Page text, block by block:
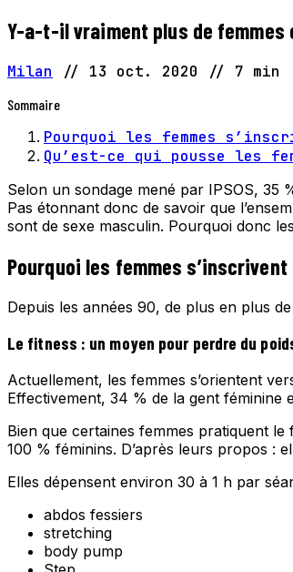
Y-a-t-il vraiment plus de femmes
Milan // 13 oct. 2020 // 7 min
Sommaire
Pourquoi les femmes
Qu’est-ce qui pousse les
Selon un sondage mené par IPSOS, 35
Pas étonnant donc de savoir que
sont de sexe masculin. Pourquoi donc
Pourquoi les femmes
Depuis les années 90, de plus en plus
Le fitness : un moyen pour perdre du
Actuellement, les femmes s’orientent
Effectivement, 34 % de la gent féminine
Bien que certaines femmes pratiquent
100 % féminins. D’après leurs propos :
Elles dépensent environ 30 à 1 h par
abdos fessiers
stretching
body pump